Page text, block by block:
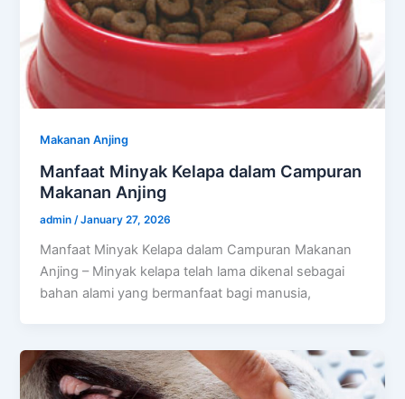
Makanan Anjing
Manfaat Minyak Kelapa dalam Campuran
Makanan Anjing
admin/January 27, 2026
Manfaat Minyak Kelapa dalam Campuran Makanan
Anjing – Minyak kelapa telah lama dikenal sebagai
bahan alami yang bermanfaat bagi manusia,